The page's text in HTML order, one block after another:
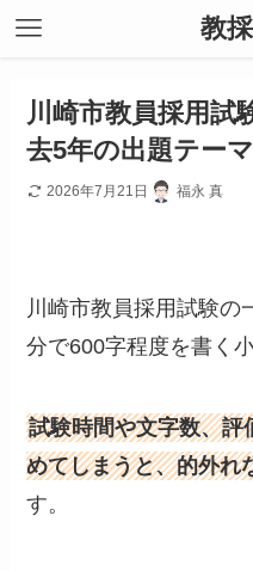
教
川崎市教員採用試
去5年の出題テーマ
2026年7月21日 福永 真
川崎市教員採用試験の
分で600字程度を書く
試験時間や文字数、評
めてしまうと、的外れ
す。